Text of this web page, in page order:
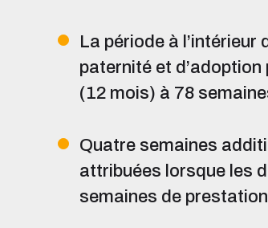
La période à
paternité et
(12 mois) à 78
Quatre semaines
attribuées lorsque les
semaines de